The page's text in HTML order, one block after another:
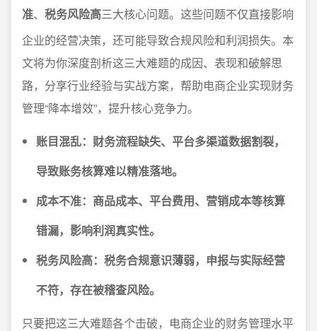
准、 税务风险高三大核心问题。这些问题不仅直接影响
企业的经营决策，还可能导致合规风险和利润损失。本
文将为你深度剖析这三大难题的成因、表现和破解思
路，分享行业经验与实战方案，帮助电商企业实现财务
管理“降本增效”，提升核心竞争力。
账目混乱：财务流程缺失、平台多渠道数据割裂，
导致账务核算难以精准落地。
成本不准：商品成本、平台费用、营销成本等核算
错漏，影响利润真实性。
税务风险高：税务合规意识薄弱，申报与实际经营
不符，存在被稽查风险。
只要把这三大难题各个击破，电商企业的财务管理水平